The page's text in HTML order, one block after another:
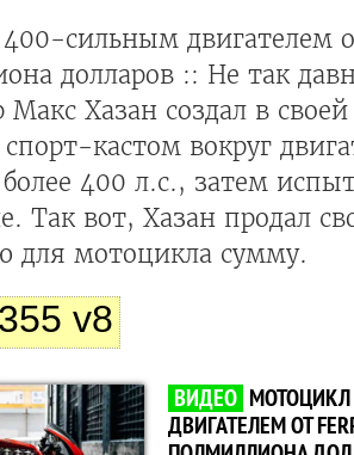
сильным двигателем
долларов :: Не так
Макс Хазан создал в
кастом вокруг
400 л.с., затем
Так вот, Хазан продал
для мотоцикла сумму.
v8
ВИДЕО
ДВИГАТЕЛЕМ ОТ